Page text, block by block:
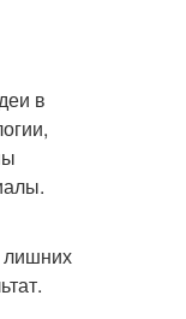
в
лишних